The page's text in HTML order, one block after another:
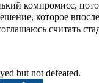
компромисс,
которое
считать
but not defeated.